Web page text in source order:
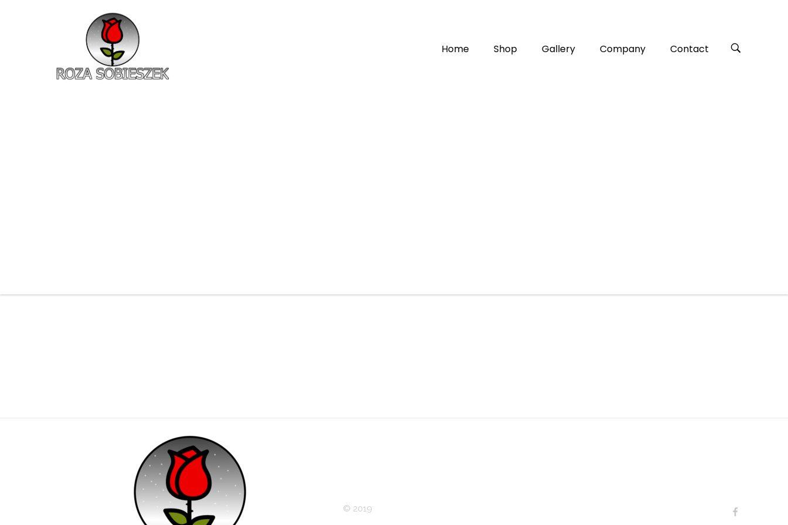
Home Shop Gallery Company Contact
© 2019